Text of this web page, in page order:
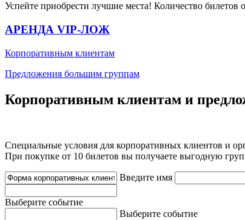
Успейте приобрести лучшие места! Количество билетов
АРЕНДА VIP-ЛОЖ
Корпоративным клиентам
Предложения большим группам
Корпоративным клиентам и
Специальные условия для корпоративных клиентов и
При покупке от 10 билетов вы получаете выгодную
Введите имя
Выберите событие
Выберите событие